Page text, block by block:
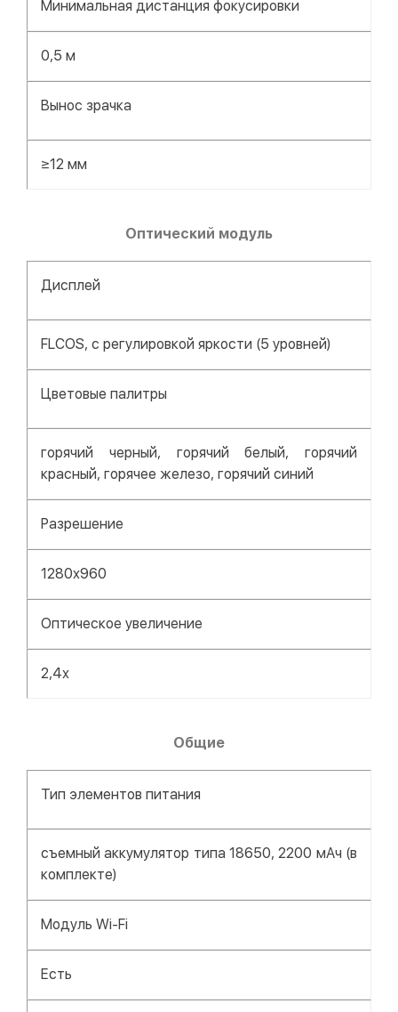
Минимальная дистанция фокусировки
0,5 м
Вынос зрачка
≥12 мм
Оптический модуль
Дисплей
FLCOS, с регулировкой яркости (5 уровней)
Цветовые палитры
горячий черный, горячий белый, горячий
красный, горячее железо, горячий синий
Разрешение
1280х960
Оптическое увеличение
2,4х
О​​​​​​бщие
Тип элементов питания
съемный аккумулятор типа 18650, 2200 мАч (в
комплекте)
Модуль Wi-Fi
Есть